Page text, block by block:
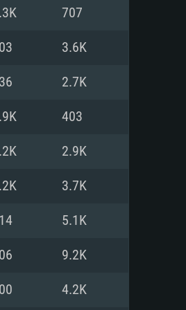
11 ou plus et
Radeon RX
haut débit
plus avec
haut débit
les derniers
pour AMD
drivers de
707
3.6K
2.7K
403
2.9K
3.7K
5.1K
9.2K
4.2K